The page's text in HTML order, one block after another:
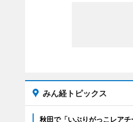
みん経トピックス
秋田で「いぶりがっこレアチ